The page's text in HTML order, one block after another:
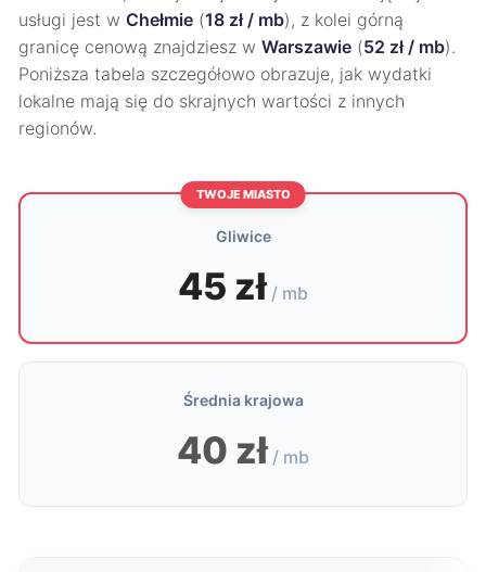
usługi jest w Chełmie (18 zł / mb), z kolei górną
granicę cenową znajdziesz w Warszawie (52 zł / mb).
Poniższa tabela szczegółowo obrazuje, jak wydatki
lokalne mają się do skrajnych wartości z innych
regionów.
TWOJE MIASTO
Gliwice
45 zł / mb
Średnia krajowa
40 zł / mb